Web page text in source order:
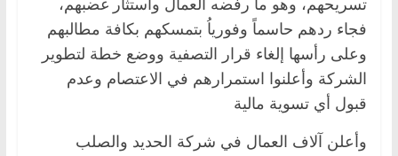
تسريحهم، وهو ما رفضه العمال واستثار غضبهم،
فجاء ردهم حاسماً وفورياُ بتمسكهم بكافة مطالبهم
وعلى رأسها إلغاء قرار التصفية ووضع خطة لتطوير
الشركة وأعلنوا استمرارهم في الاعتصام وعدم
قبول أي تسوية مالية
وأعلن آلاف العمال في شركة الحديد والصلب